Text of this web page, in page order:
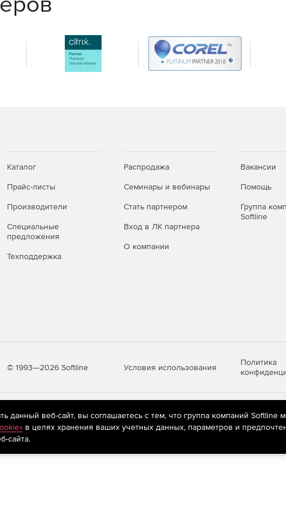
Каталог
Прайс-листы
Производители
Специальные
предложения
Техподдержка
Распродажа
Семинары и вебинары
Стать партнером
Вход в ЛК партнера
О компании
Вакансии
Помощь
Группа
Softline
© 1993—2026 Softline Условия использования
Политика
рекомендательные технологии(информационные технологии
предпочтениям пользователей сети «Интернет», находящихся на
данный веб-сайт, вы соглашаетесь с тем, что группа компаний Softline
в целях хранения ваших учетных данных, параметров и
сайта.